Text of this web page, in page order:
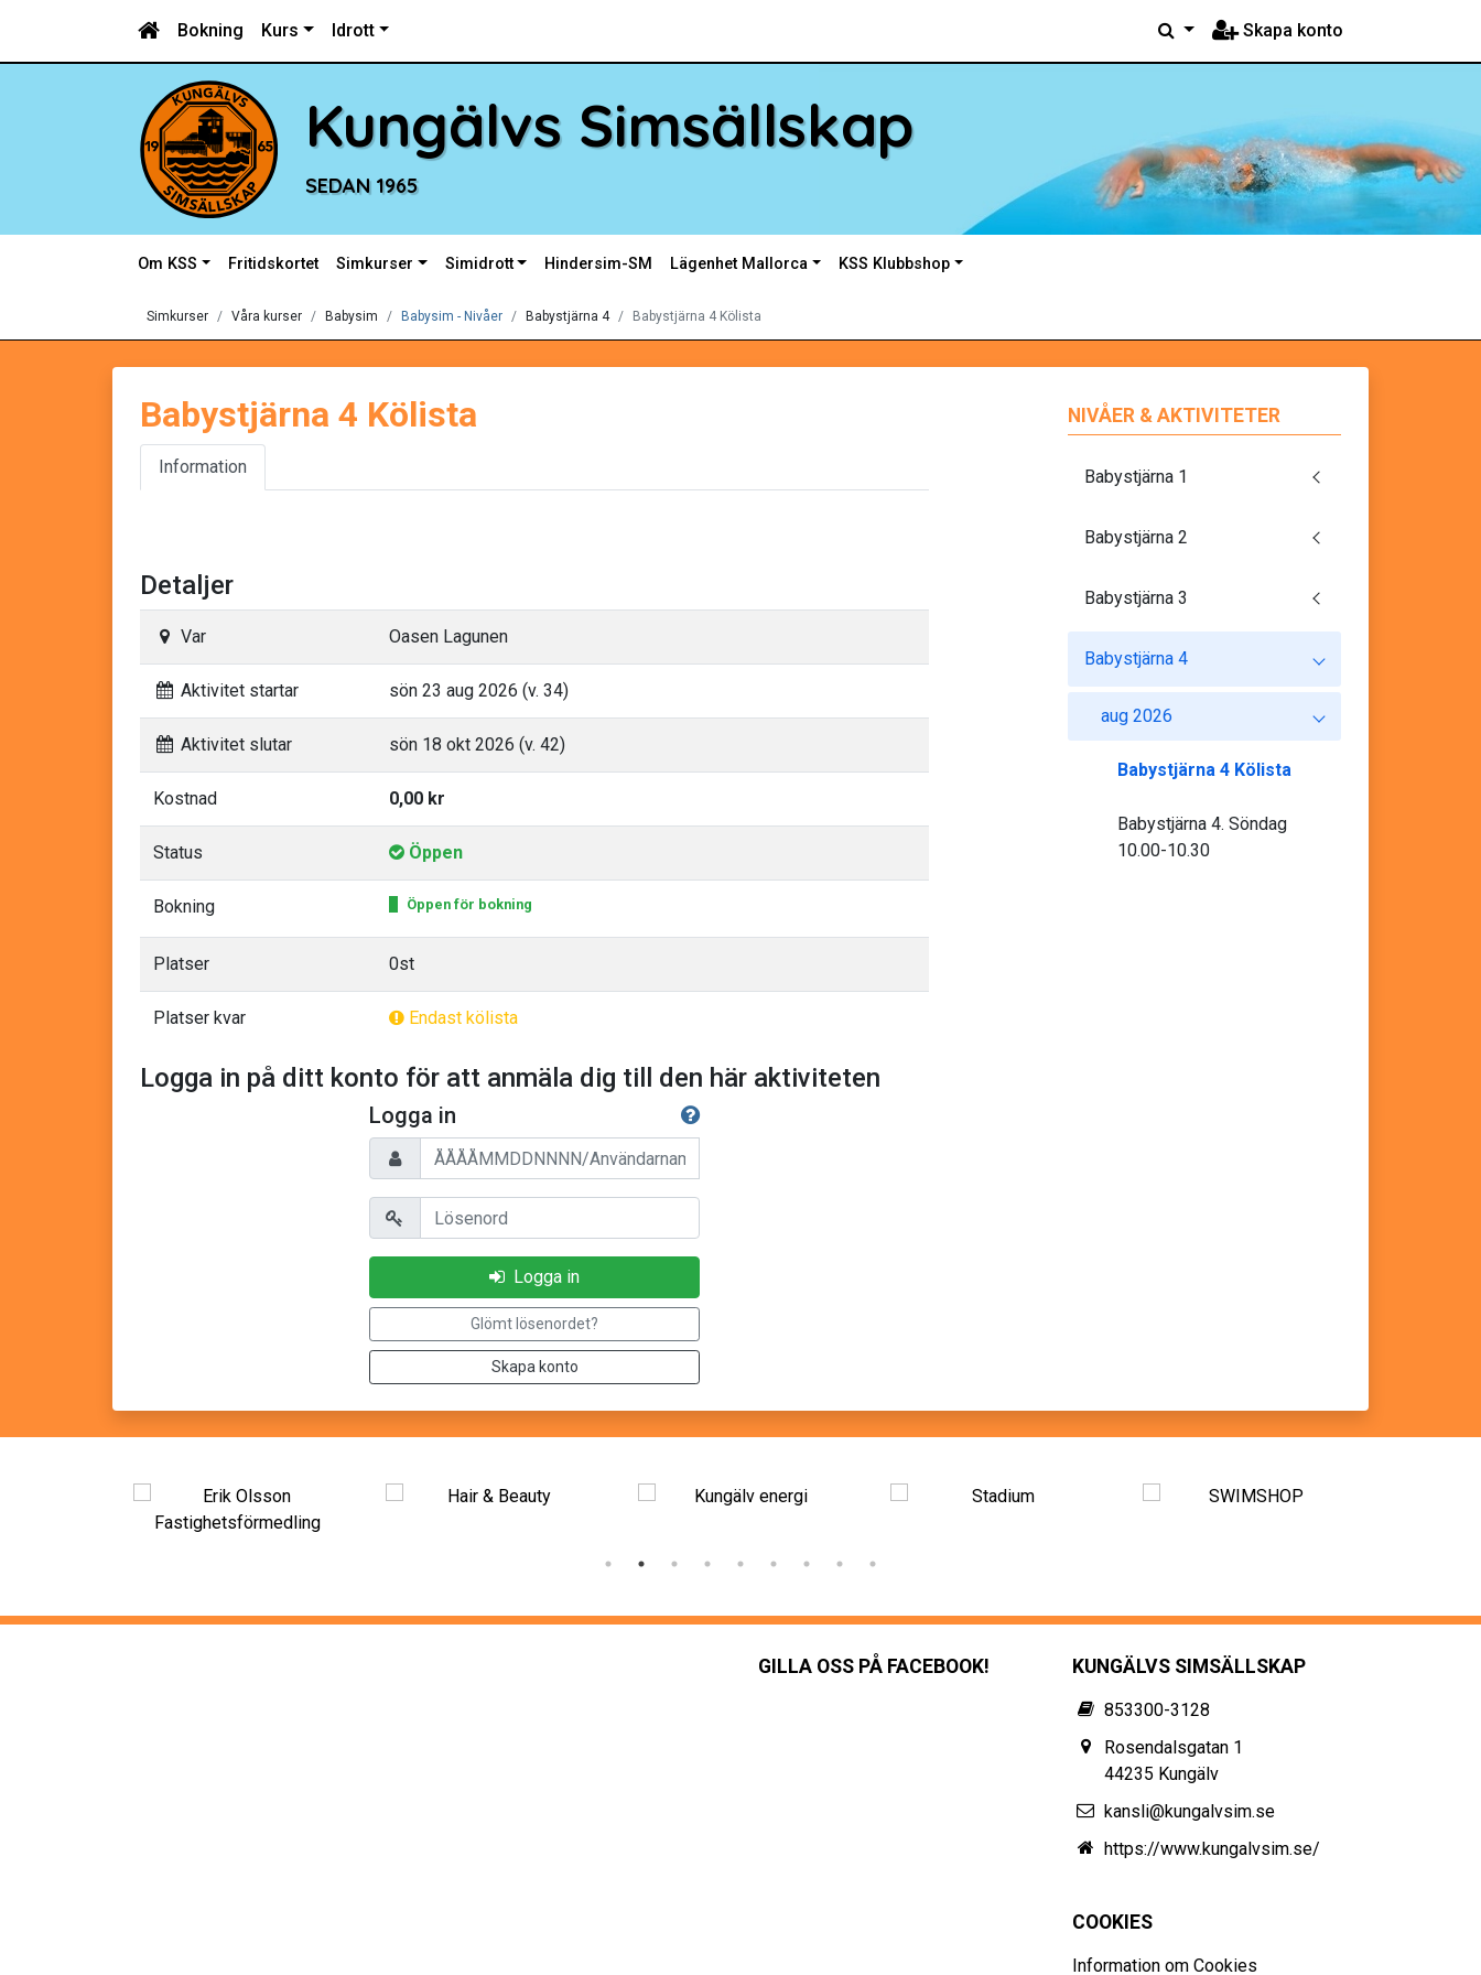
Bokning Kurs Idrott Skapa konto
Kungälvs Simsällskap
SEDAN 1965
Om KSS Fritidskortet Simkurser Simidrott Hindersim-SM Lägenhet Mallorca KSS Klubbshop
Simkurser Våra kurser Babysim Babysim - Nivåer Babystjärna 4 Babystjärna 4 Kölista
Babystjärna 4 Kölista
Information
Detaljer
Var Oasen Lagunen
Aktivitet startar sön 23 aug 2026 (v. 34)
Aktivitet slutar sön 18 okt 2026 (v. 42)
Kostnad 0,00 kr
Status Öppen
Bokning Öppen för bokning
Platser 0st
Platser kvar Endast kölista
Logga in på ditt konto för att anmäla dig till den här aktiviteten
Logga in
Personnummer/Användarnamn
Lösenord
Logga in
Glömt lösenordet?
Skapa konto
NIVÅER & AKTIVITETER
Babystjärna 1
Babystjärna 2
Babystjärna 3
Babystjärna 4
aug 2026
Babystjärna 4 Kölista
Babystjärna 4. Söndag
10.00-10.30
GILLA OSS PÅ FACEBOOK! KUNGÄLVS SIMSÄLLSKAP
853300-3128
Rosendalsgatan 1
44235 Kungälv
kansli@kungalvsim.se
https://www.kungalvsim.se/
COOKIES
Information om Cookies